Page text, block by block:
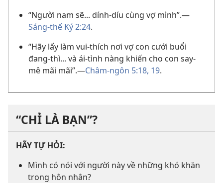
“Người nam sẽ... dính-díu cùng vợ mình”.—
Sáng-thế Ký 2:24.
“Hãy lấy làm vui-thích nơi vợ con cưới buổi
đang-thì... và ái-tình nàng khiến cho con say-
mê mãi mãi”.—Châm-ngôn 5:18, 19.
“CHỈ LÀ BẠN”?
HÃY TỰ HỎI:
Mình có nói với người này về những khó khăn
trong hôn nhân?